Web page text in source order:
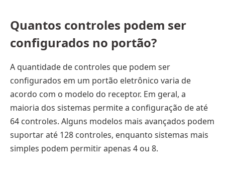
Quantos controles podem ser
configurados no portão?
A quantidade de controles que podem ser
configurados em um portão eletrônico varia de
acordo com o modelo do receptor. Em geral, a
maioria dos sistemas permite a configuração de até
64 controles. Alguns modelos mais avançados podem
suportar até 128 controles, enquanto sistemas mais
simples podem permitir apenas 4 ou 8.